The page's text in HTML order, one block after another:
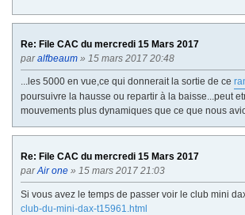
Re: File CAC du mercredi 15 Mars 2017
paralfbeaum » 15 mars 2017 20:48
...les 5000 en vue,ce qui donnerait la sortie de ce
poursuivre la hausse ou repartir à la baisse...peut
mouvements plus dynamiques que ce que nous
Re: File CAC du mercredi 15 Mars 2017
parAir one » 15 mars 2017 21:03
Si vous avez le temps de passer voir le club mini
club-du-mini-dax-t15961.html